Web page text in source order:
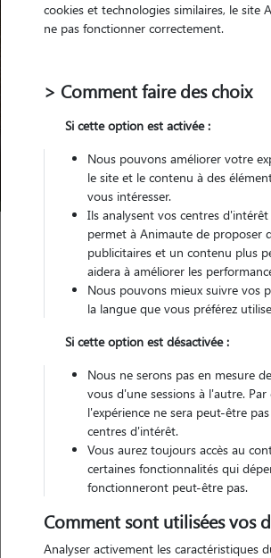
Pour quel animal
Trouver mon Pet Sitter
Garde d'animaux Pension chien Herblay
Trouvez votre
chien à
Testez Animaute pour la
toutou
Grâce à son vaste réseau de dog sitters,
de trouver rapidement et facilement un
cookies et technologies similaires, le site
ne pas fonctionner correctement.
> Comment faire des choix
Si cette option est activée :
Nous pouvons améliorer votre
le site et le contenu à des
vous intéresser.
Ils analysent vos centres
permet à Animaute de proposer
publicitaires et un contenu plus
aidera à améliorer les
Nous pouvons mieux suivre vos
la langue que vous préférez
Si cette option est désactivée :
Nous ne serons pas en mesure
vous d'une sessions à l'autre. Par
l'expérience ne sera peut-être
centres d'intérêt.
Vous aurez toujours accès au
certaines fonctionnalités qui
fonctionneront peut-être pas.
Comment sont utilisées vos
Analyser activement les caractéristiques